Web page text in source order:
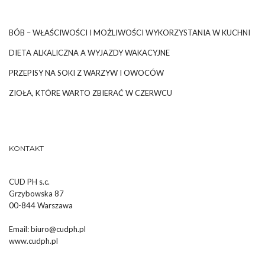
BÓB – WŁAŚCIWOŚCI I MOŻLIWOŚCI WYKORZYSTANIA W KUCHNI
DIETA ALKALICZNA A WYJAZDY WAKACYJNE
PRZEPISY NA SOKI Z WARZYW I OWOCÓW
ZIOŁA, KTÓRE WARTO ZBIERAĆ W CZERWCU
KONTAKT
CUD PH s.c.
Grzybowska 87
00-844 Warszawa
Email:biuro@cudph.pl
www.cudph.pl